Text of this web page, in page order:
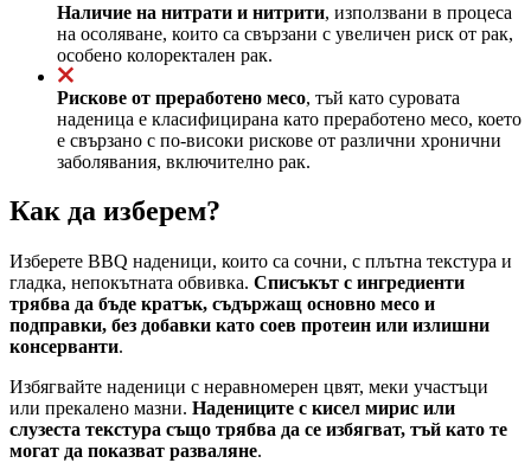
Наличие на нитрати и нитрити, използвани в процеса
на осоляване, които са свързани с увеличен риск от рак,
особено колоректален рак.
Рискове от преработено месо, тъй като суровата
наденица е класифицирана като преработено месо, което
е свързано с по-високи рискове от различни хронични
заболявания, включително рак.
Как да изберем?
Изберете BBQ наденици, които са сочни, с плътна текстура и
гладка, непокътната обвивка. Списъкът с ингредиенти
трябва да бъде кратък, съдържащ основно месо и
подправки, без добавки като соев протеин или излишни
консерванти.
Избягвайте наденици с неравномерен цвят, меки участъци
или прекалено мазни. Надениците с кисел мирис или
слузеста текстура също трябва да се избягват, тъй като те
могат да показват разваляне.